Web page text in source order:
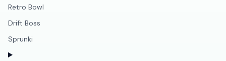
Retro Bowl
Drift Boss
Sprunki